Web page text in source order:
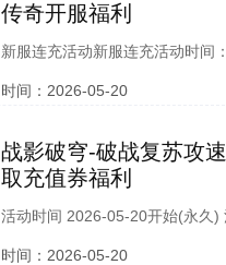
传奇开服福利
新服连充活动新服连充活动时间
取条件：达到充值领取2、返利
时间：2026-05-20
战影破穹-破战复苏攻
取充值券福利
活动时间 2026-05-20开始(永久)
充值卷*1 活动规则 1、活动为单
时间：2026-05-20